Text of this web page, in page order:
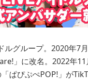
ルグループ。2020年7
」に改名。2022年
ぱぴぷぺPOP!」が